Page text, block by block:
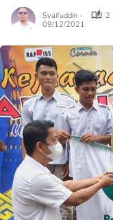
Syaifuddin -
2
09/12/2021